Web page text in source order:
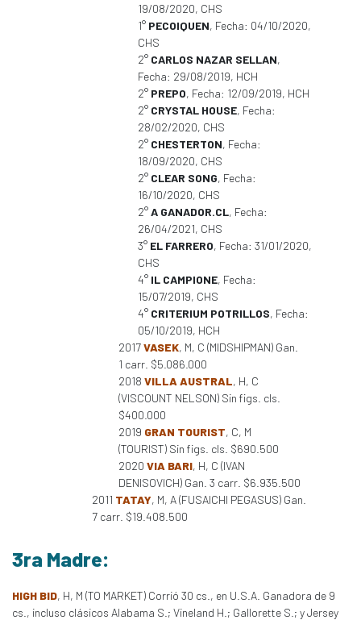
19/08/2020, CHS
1° PECOIQUEN, Fecha: 04/10/2020,
CHS
2° CARLOS NAZAR SELLAN,
Fecha: 29/08/2019, HCH
2° PREPO, Fecha: 12/09/2019, HCH
2° CRYSTAL HOUSE, Fecha:
28/02/2020, CHS
2° CHESTERTON, Fecha:
18/09/2020, CHS
2° CLEAR SONG, Fecha:
16/10/2020, CHS
2°A GANADOR.CL, Fecha:
26/04/2021, CHS
3° EL FARRERO, Fecha: 31/01/2020,
CHS
4° IL CAMPIONE, Fecha:
15/07/2019, CHS
4° CRITERIUM POTRILLOS, Fecha:
05/10/2019, HCH
2017VASEK, M, C (MIDSHIPMAN) Gan.
1 carr. $5.086.000
2018 VILLA AUSTRAL, H, C
(VISCOUNT NELSON) Sin figs. cls.
$400.000
2019 GRAN TOURIST, C, M
(TOURIST) Sin figs. cls. $690.500
2020 VIA BARI, H, C (IVAN
DENISOVICH) Gan. 3 carr. $6.935.500
2011 TATAY, M, A (FUSAICHI PEGASUS) Gan.
7 carr. $19.408.500
3ra Madre:
HIGH BID, H, M (TO MARKET) Corrió 30 cs., en U.S.A. Ganadora de 9
cs., incluso clásicos Alabama S.; Vineland H.; Gallorette S.; y Jersey